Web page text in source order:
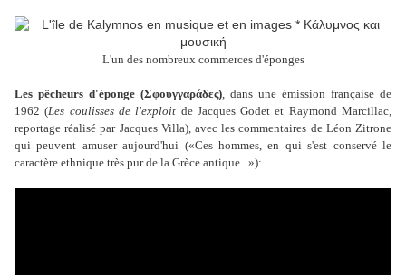
L'un des nombreux commerces d'éponges
Les pêcheurs d'éponge (Σφουγγαράδες), dans une émission française de
1962 (Les coulisses de l'exploit de Jacques Godet et Raymond Marcillac,
reportage réalisé par Jacques Villa), avec les commentaires de Léon Zitrone
qui peuvent amuser aujourd'hui («Ces hommes, en qui s'est conservé le
caractère ethnique très pur de la Grèce antique...»):